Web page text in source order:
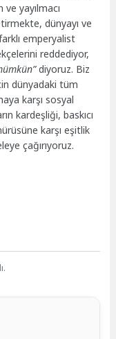
yayılmacı
dünyayı ve
emperyalist
reddediyor,
diyoruz. Biz
dünyadaki tüm
karşı sosyal
kardeşliği, baskıcı
karşı eşitlik
çağırıyoruz.